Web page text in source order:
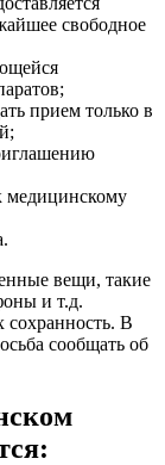
свободное
прием только в
медицинскому
вещи, такие
и т.д.
сохранность. В
сообщать об